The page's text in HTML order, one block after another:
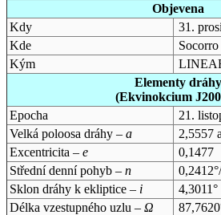
Objevena
Kdy
31.
Kde
Socorro
Kým
Elementy dráhy
(Ekvinokcium
Epocha
21.
Velká poloosa dráhy – a
2,5557
Excentricita – e
0,1477
Střední denní pohyb – n
Sklon dráhy k ekliptice – i
4,3011°
Délka vzestupného uzlu – Ω